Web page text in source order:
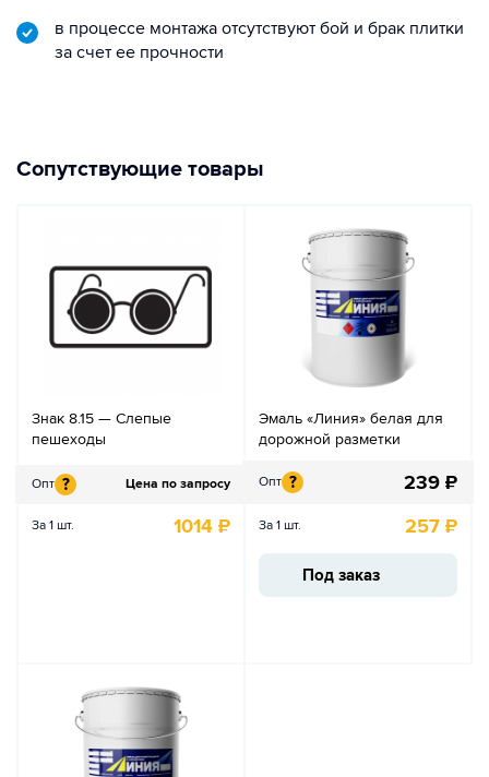
в процессе монтажа отсутствуют бой и брак плитки
за счет ее прочности
Сопутствующие товары
Знак 8.15 — Слепые
пешеходы
Опт ? Цена по запросу
За 1 шт. 1014 ₽
Эмаль «Линия» белая для
дорожной разметки
Опт ? 239 ₽
За 1 шт. 257 ₽
Под заказ